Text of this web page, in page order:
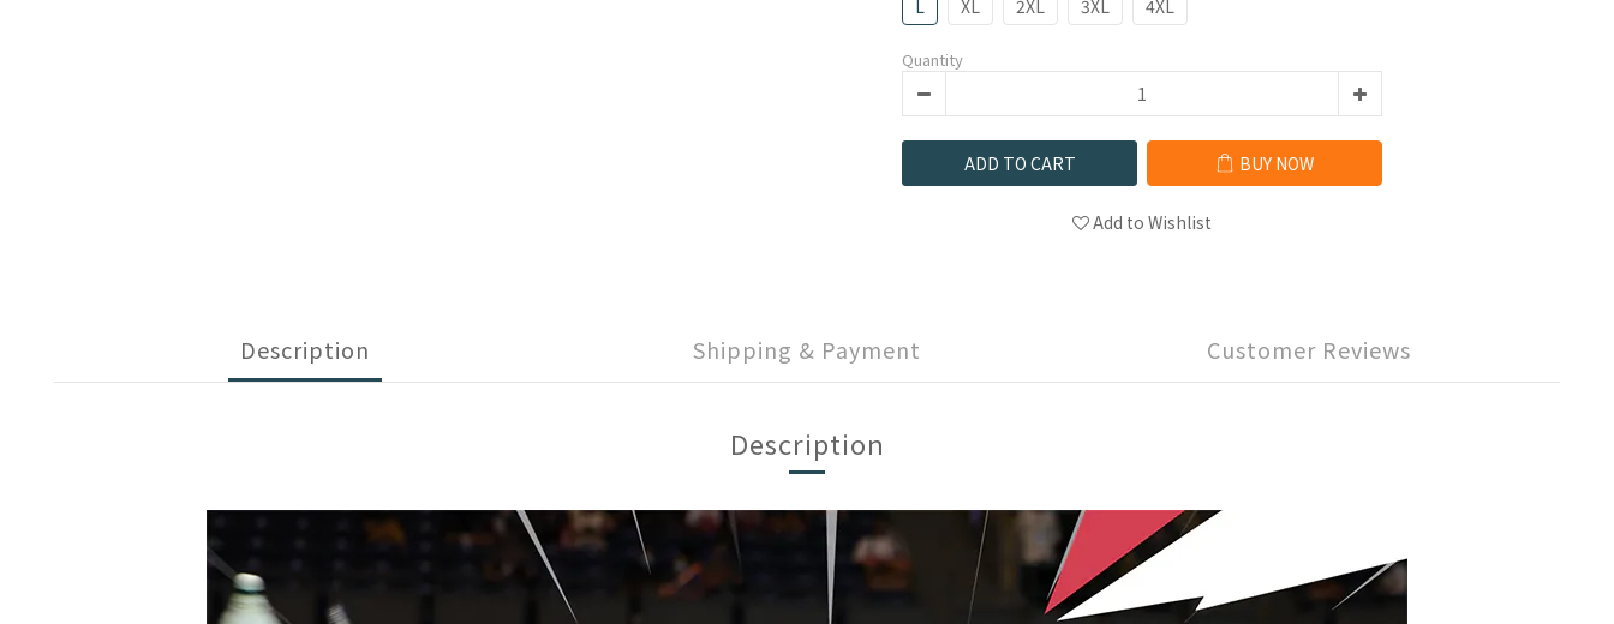
L XL 2XL 3XL 4XL
Quantity
ADD TO CART BUY NOW
Add to Wishlist
Description Shipping & Payment Customer Reviews
Description